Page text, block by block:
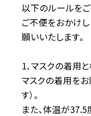
以下のルールをご
ご不便をおかけ
願いいたします。
1．マスクの着用
マスクの着用を
す）。
また、体温が